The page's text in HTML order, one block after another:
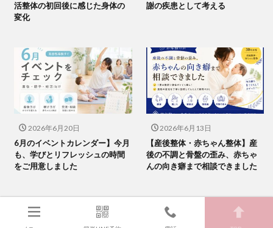
活整体の初回後に感じた身体の
変化
謝の疾患として考える
2026年6月20日
6月のイベントカレンダー】今月
も、学びとリフレッシュの時間
をご用意しました
2026年6月13日
【産後整体・赤ちゃん整体】産
後の不調と骨盤の歪み、赤ちゃ
んの向き癖まで相談できました